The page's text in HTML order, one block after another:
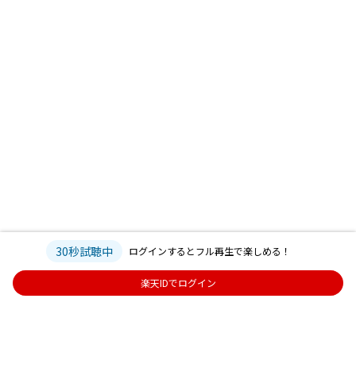
30秒試聴中 ログインするとフル再生で楽しめる！
楽天IDでログイン